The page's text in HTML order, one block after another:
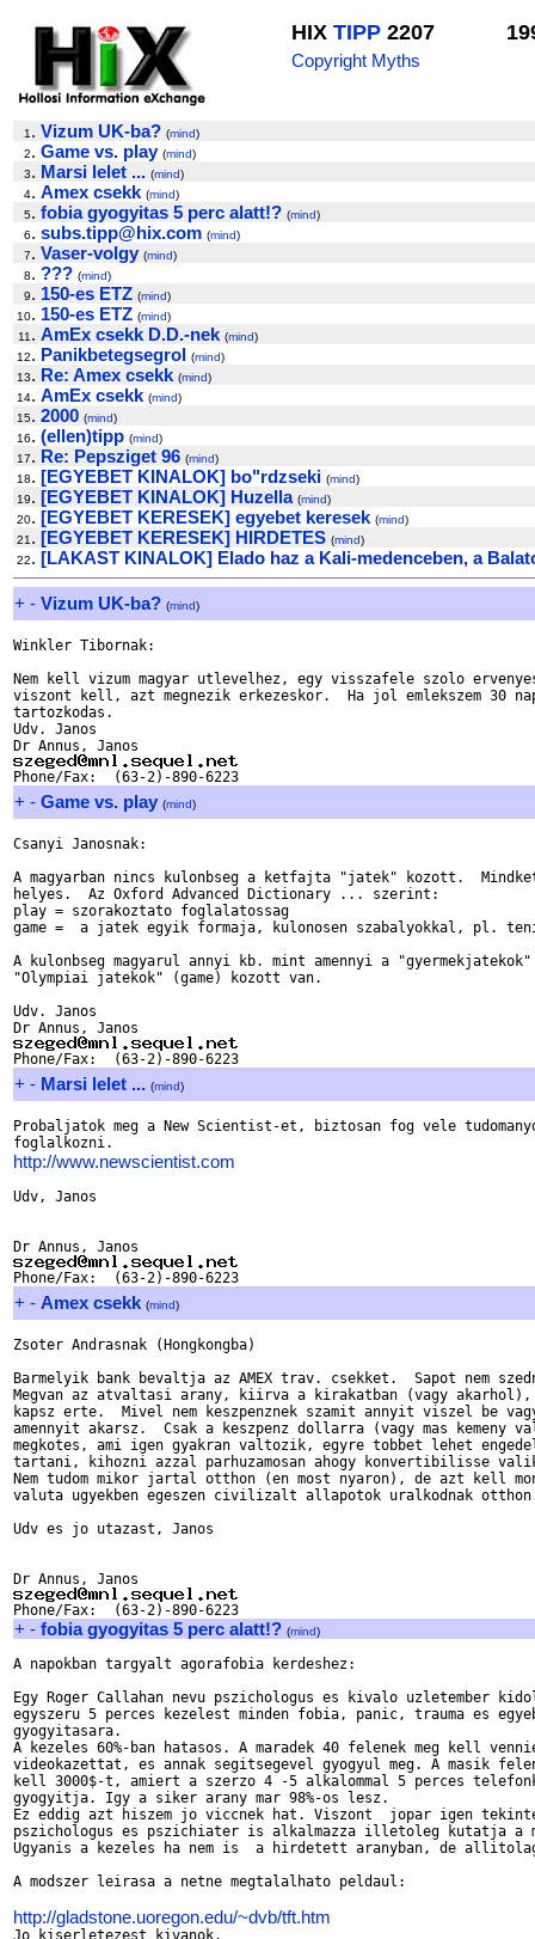
HIX TIPP 2207
Copyright Myths
1 . Vizum UK-ba? (mind)
2. Game vs. play (mind)
3. Marsi lelet ... (mind)
4. Amex csekk (mind)
5. fobia gyogyitas 5 perc alatt!? (mind)
6. subs.tipp@hix.com (mind)
7. Vaser-volgy (mind)
8. ??? (mind)
9. 150-es ETZ (mind)
10. 150-es ETZ (mind)
11 . AmEx csekk D.D.-nek (mind)
12. Panikbetegsegrol (mind)
13. Re: Amex csekk (mind)
14. AmEx csekk (mind)
15. 2000 (mind)
16. (ellen)tipp (mind)
17. Re: Pepsziget 96 (mind)
18. [EGYEBET KINALOK] bo"rdzseki (mind)
19. [EGYEBET KINALOK] Huzella (mind)
20. [EGYEBET KERESEK] egyebet keresek (mind)
21 . [EGYEBET KERESEK] HIRDETES (mind)
22. [LAKAST KINALOK] Elado haz a Kali-medenceben, a
+ - Vizum UK-ba? (mind)
Winkler Tibornak:
Nem kell vizum magyar utlevelhez, egy visszafele szolo
viszont kell, azt megnezik erkezeskor.  Ha jol emlekszem 30
tartozkodas.
Udv. Janos
+ - Game vs. play (mind)
Csanyi Janosnak:
A magyarban nincs kulonbseg a ketfajta "jatek" kozott.
helyes.  Az Oxford Advanced Dictionary ... szerint:
play = szorakoztato foglalatossag
game =  a jatek egyik formaja, kulonosen szabalyokkal, pl.
A kulonbseg magyarul annyi kb. mint amennyi a
"Olympiai jatekok" (game) kozott van.
Udv. Janos
+ - Marsi lelet ... (mind)
Probaljatok meg a New Scientist-et, biztosan fog vele
http://www.newscientist.com
Udv, Janos
+ - Amex csekk (mind)
Zsoter Andrasnak (Hongkongba)
Barmelyik bank bevaltja az AMEX trav. csekket.  Sapot nem
Megvan az atvaltasi arany, kiirva a kirakatban (vagy
kapsz erte.  Mivel nem keszpenznek szamit annyit viszel be
amennyit akarsz.  Csak a keszpenz dollarra (vagy mas kemeny
megkotes, ami igen gyakran valtozik, egyre tobbet lehet
tartani, kihozni azzal parhuzamosan ahogy konvertibilisse
Nem tudom mikor jartal otthon (en most nyaron), de azt kell
valuta ugyekben egeszen civilizalt allapotok uralkodnak
Udv es jo utazast, Janos
+ - fobia gyogyitas 5 perc alatt!? (mind)
A napokban targyalt agorafobia kerdeshez:
Egy Roger Callahan nevu pszichologus es kivalo uzletember
egyszeru 5 perces kezelest minden fobia, panic, trauma es
gyogyitasara.
A kezeles 60%-ban hatasos. A maradek 40 felenek meg kell
videokazettat, es annak segitsegevel gyogyul meg. A masik
kell 3000$-t, amiert a szerzo 4 -5 alkalommal 5 perces
gyogyitja. Igy a siker arany mar 98%-os lesz.
Ez eddig azt hiszem jo viccnek hat. Viszont  jopar igen
pszichologus es pszichiater is alkalmazza illetoleg kutatja a
Ugyanis a kezeles ha nem is  a hirdetett aranyban, de
A modszer leirasa a netne megtalalhato peldaul:
http://gladstone.uoregon.edu/~dvb/tft.htm